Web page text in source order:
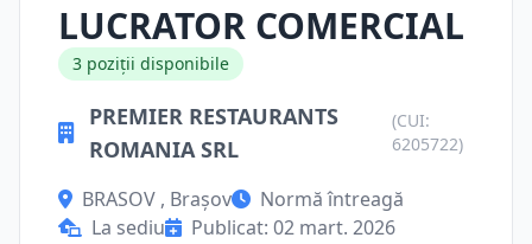
LUCRATOR COMERCIAL
3 poziții disponibile
PREMIER RESTAURANTS
ROMANIA SRL
(CUI:
6205722)
BRASOV , Brașov
Normă întreagă
La sediu
Publicat: 02 mart. 2026